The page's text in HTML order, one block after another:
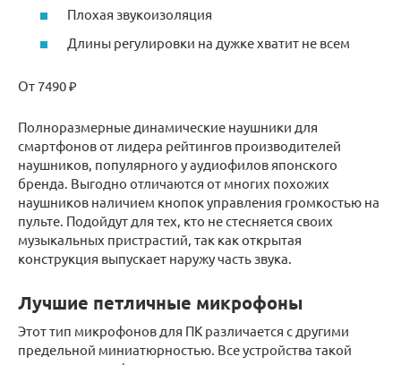
Плохая звукоизоляция
Длины регулировки на дужке хватит не всем
От 7490 ₽
Полноразмерные динамические наушники для
смартфонов от лидера рейтингов производителей
наушников, популярного у аудиофилов японского
бренда. Выгодно отличаются от многих похожих
наушников наличием кнопок управления громкостью на
пульте. Подойдут для тех, кто не стесняется своих
музыкальных пристрастий, так как открытая
конструкция выпускает наружу часть звука.
Лучшие петличные микрофоны
Этот тип микрофонов для ПК различается с другими
предельной миниатюрностью. Все устройства такой